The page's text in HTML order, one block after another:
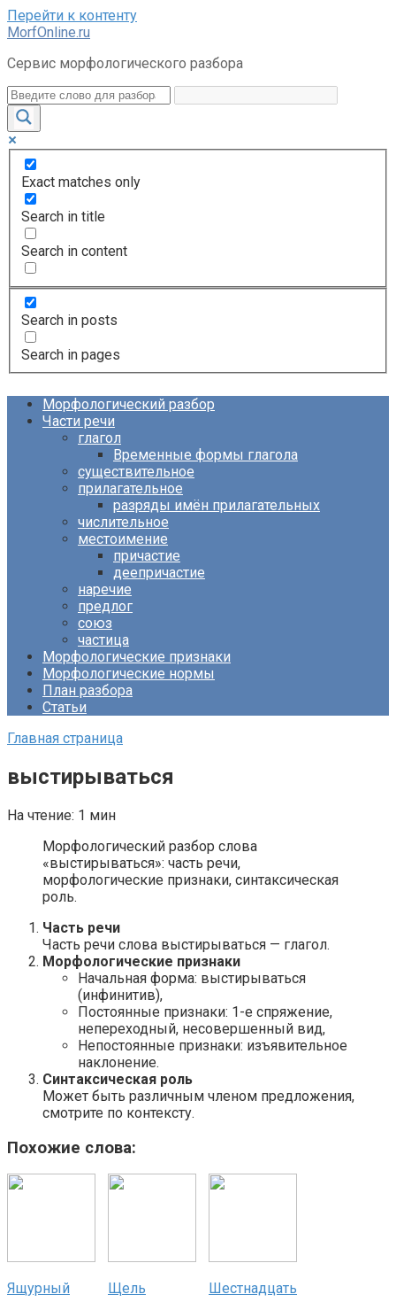
Перейти к контенту
MorfOnline.ru
Сервис морфологического разбора
Exact matches only
Search in title
Search in content
Search in posts
Search in pages
Морфологический разбор
Части речи
глагол
Временные формы глагола
существительное
прилагательное
разряды имён прилагательных
числительное
местоимение
причастие
деепричастие
наречие
предлог
союз
частица
Морфологические признаки
Морфологические нормы
План разбора
Статьи
Главная страница
выстирываться
На чтение: 1 мин
Морфологический разбор слова
«выстирываться»: часть речи,
морфологические признаки, синтаксическая
роль.
Часть речи
Часть речи слова выстирываться — глагол.
Морфологические признаки
Начальная форма: выстирываться
(инфинитив),
Постоянные признаки: 1-е спряжение,
непереходный, несовершенный вид,
Непостоянные признаки: изъявительное
наклонение.
Синтаксическая роль
Может быть различным членом предложения,
смотрите по контексту.
Похожие слова:
Ящурный Щель Шестнадцать